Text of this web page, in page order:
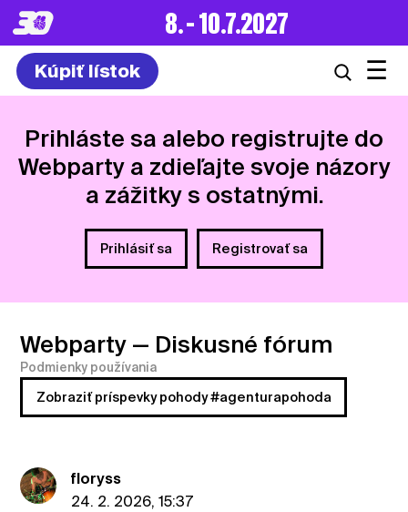
8. – 10.7.2027
Kúpiť lístok ☰
Prihláste sa alebo registrujte do
Webparty a zdieľajte svoje názory
a zážitky s ostatnými.
Prihlásiť sa Registrovať sa
Webparty — Diskusné fórum
Podmienky používania
Zobraziť príspevky pohody #agenturapohoda
floryss
24. 2. 2026, 15:37